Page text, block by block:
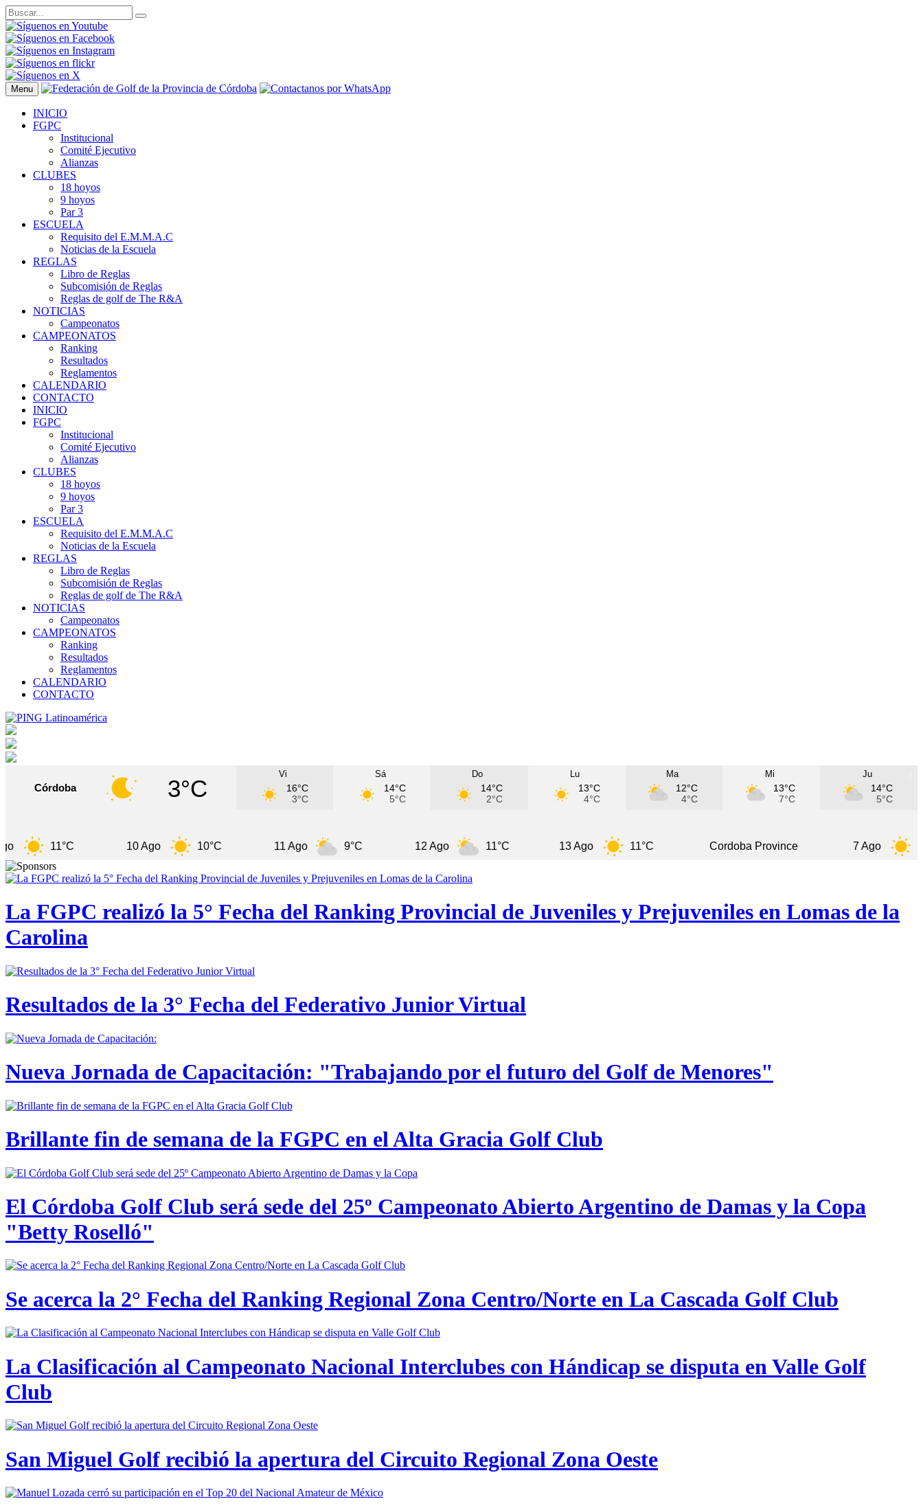
Menu
INICIO
FGPC
Institucional
Comité Ejecutivo
Alianzas
CLUBES
18 hoyos
9 hoyos
Par 3
ESCUELA
Requisito del E.M.M.A.C
Noticias de la Escuela
REGLAS
Libro de Reglas
Subcomisión de Reglas
Reglas de golf de The R&A
NOTICIAS
Campeonatos
CAMPEONATOS
Ranking
Resultados
Reglamentos
CALENDARIO
CONTACTO
INICIO
FGPC
Institucional
Comité Ejecutivo
Alianzas
CLUBES
18 hoyos
9 hoyos
Par 3
ESCUELA
Requisito del E.M.M.A.C
Noticias de la Escuela
REGLAS
Libro de Reglas
Subcomisión de Reglas
Reglas de golf de The R&A
NOTICIAS
Campeonatos
CAMPEONATOS
Ranking
Resultados
Reglamentos
CALENDARIO
CONTACTO
Córdoba 3°C
Vi
16°C
3°C
Sá
14°C
5°C
Do
14°C
2°C
Lu
13°C
4°C
Ma
12°C
4°C
Mi
13°C
7°C
Ju
14°C
5°C
11°C 10°C 9°C 11°C 11°C Cordoba Province 14°C
La FGPC realizó la 5° Fecha del Ranking Provincial de Juveniles y Prejuveniles en Lomas de la
Carolina
Resultados de la 3° Fecha del Federativo Junior Virtual
Nueva Jornada de Capacitación: "Trabajando por el futuro del Golf de Menores"
Brillante fin de semana de la FGPC en el Alta Gracia Golf Club
El Córdoba Golf Club será sede del 25º Campeonato Abierto Argentino de Damas y la Copa
"Betty Roselló"
Se acerca la 2° Fecha del Ranking Regional Zona Centro/Norte en La Cascada Golf Club
La Clasificación al Campeonato Nacional Interclubes con Hándicap se disputa en Valle Golf
Club
San Miguel Golf recibió la apertura del Circuito Regional Zona Oeste